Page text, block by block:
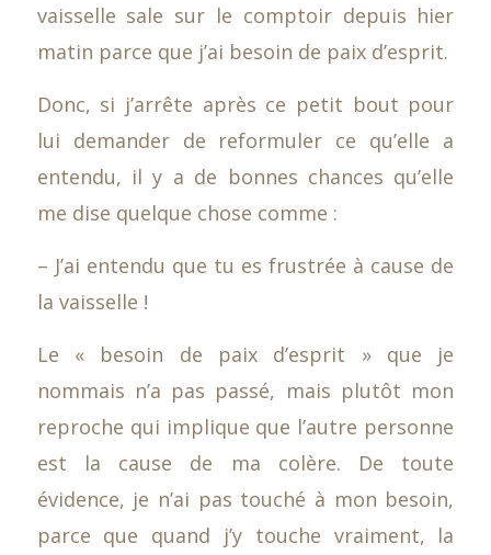
vaisselle sale sur le comptoir depuis hier
matin parce que j’ai besoin de paix d’esprit.
Donc, si j’arrête après ce petit bout pour
lui demander de reformuler ce qu’elle a
entendu, il y a de bonnes chances qu’elle
me dise quelque chose comme :
– J’ai entendu que tu es frustrée à cause de
la vaisselle !
Le « besoin de paix d’esprit » que je
nommais n’a pas passé, mais plutôt mon
reproche qui implique que l’autre personne
est la cause de ma colère. De toute
évidence, je n’ai pas touché à mon besoin,
parce que quand j’y touche vraiment, la